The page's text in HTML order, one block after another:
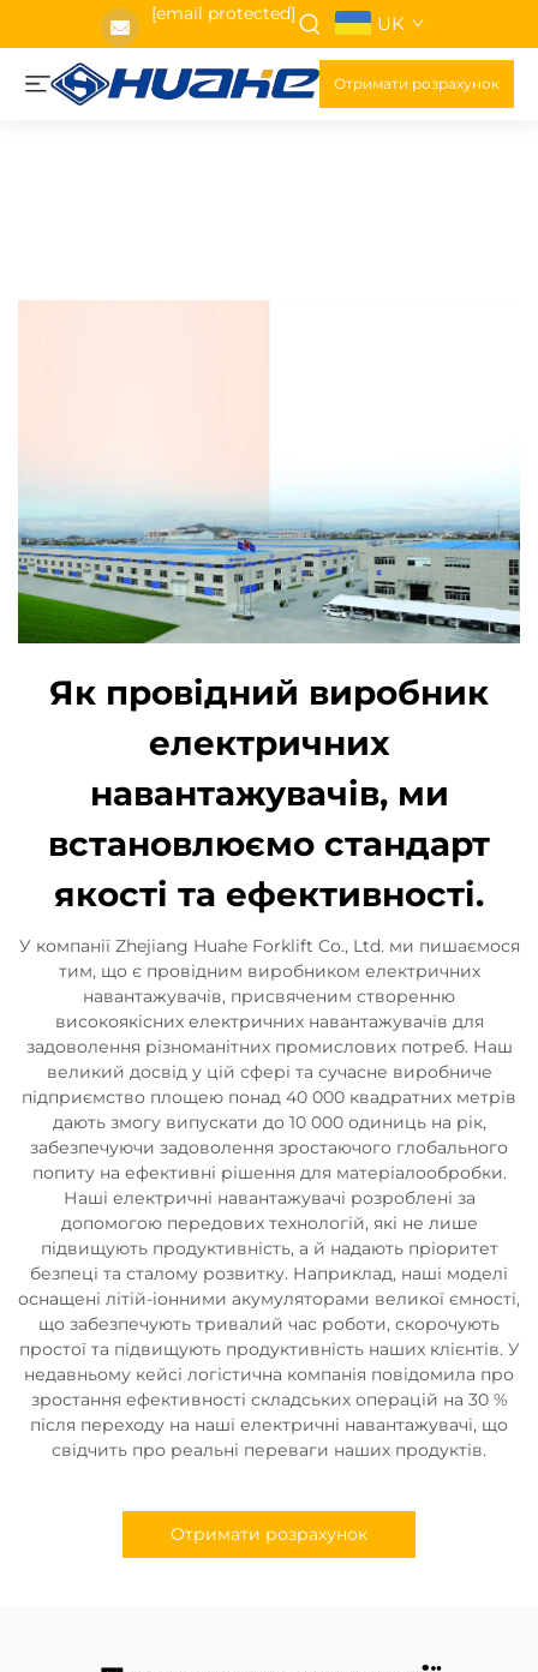
[email protected] UK
Отримати розрахунок
Як провідний виробник
електричних
навантажувачів, ми
встановлюємо стандарт
якості та ефективності.
У компанії Zhejiang Huahe Forklift Co., Ltd. ми пишаємося
тим, що є провідним виробником електричних
навантажувачів, присвяченим створенню
високоякісних електричних навантажувачів для
задоволення різноманітних промислових потреб. Наш
великий досвід у цій сфері та сучасне виробниче
підприємство площею понад 40 000 квадратних метрів
дають змогу випускати до 10 000 одиниць на рік,
забезпечуючи задоволення зростаючого глобального
попиту на ефективні рішення для матеріалообробки.
Наші електричні навантажувачі розроблені за
допомогою передових технологій, які не лише
підвищують продуктивність, а й надають пріоритет
безпеці та сталому розвитку. Наприклад, наші моделі
оснащені літій-іонними акумуляторами великої ємності,
що забезпечують тривалий час роботи, скорочують
простої та підвищують продуктивність наших клієнтів. У
недавньому кейсі логістична компанія повідомила про
зростання ефективності складських операцій на 30 %
після переходу на наші електричні навантажувачі, що
свідчить про реальні переваги наших продуктів.
Отримати розрахунок